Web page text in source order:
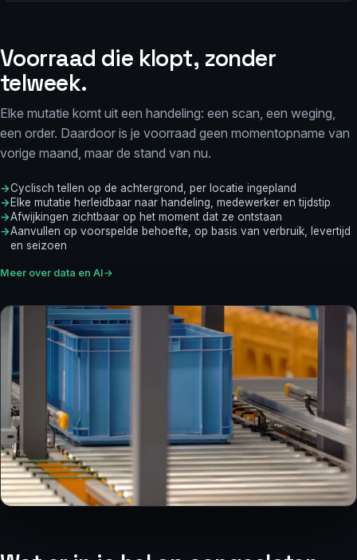
Voorraad die klopt, zonder
telweek.
Elke mutatie komt uit een handeling: een scan, een weging,
een order. Daardoor is je voorraad geen momentopname van
vorige maand, maar de stand van nu.
Cyclisch tellen op de achtergrond, per locatie ingepland
Elke mutatie herleidbaar naar handeling, medewerker en tijdstip
Afwijkingen zichtbaar op het moment dat ze ontstaan
Aanvullen op voorspelde behoefte, op basis van verbruik, levertijd
en seizoen
Meer over data en AI